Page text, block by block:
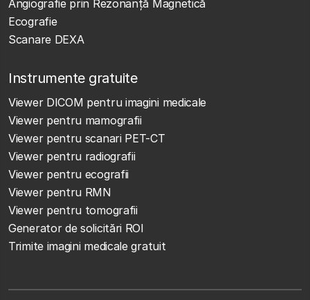
Angiografie prin Rezonanță Magnetică
Ecografie
Scanare DEXA
Instrumente gratuite
Viewer DICOM pentru imagini medicale
Viewer pentru mamografii
Viewer pentru scanari PET-CT
Viewer pentru radiografii
Viewer pentru ecografii
Viewer pentru RMN
Viewer pentru tomografii
Generator de solicitări ROI
Trimite imagini medicale gratuit